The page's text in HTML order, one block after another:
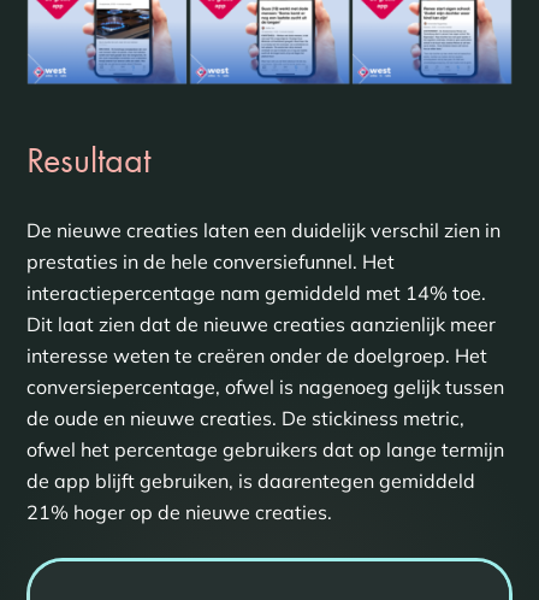
Resultaat
De nieuwe creaties laten een duidelijk verschil zien in
prestaties in de hele conversiefunnel. Het
interactiepercentage nam gemiddeld met 14% toe.
Dit laat zien dat de nieuwe creaties aanzienlijk meer
interesse weten te creëren onder de doelgroep. Het
conversiepercentage, ofwel is nagenoeg gelijk tussen
de oude en nieuwe creaties. De stickiness metric,
ofwel het percentage gebruikers dat op lange termijn
de app blijft gebruiken, is daarentegen gemiddeld
21% hoger op de nieuwe creaties.